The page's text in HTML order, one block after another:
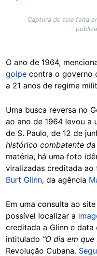
Captura de tela feita
O ano de 1964,
golpe contra o governo
a 21 anos de regime
Uma busca reversa no
ao ano de 1964 levou a
de S. Paulo, de 12 de
histórico combatente da
matéria, há uma foto
viralizadas creditada
Burt Glinn, da agência
Em uma consulta ao
possível localizar a
creditada a Glinn e
intitulado “O dia em que
Revolução Cubana.